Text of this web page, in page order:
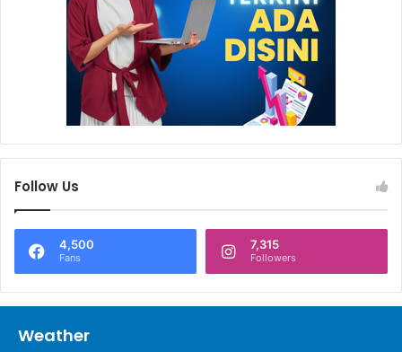
Follow Us
4,500
Fans
7,315
Followers
Weather